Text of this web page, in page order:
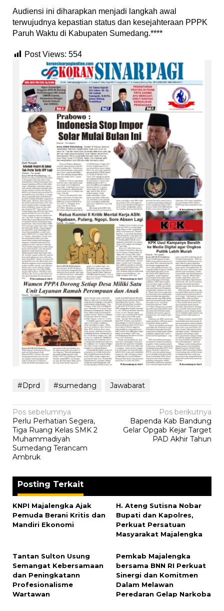
‎Audiensi ini diharapkan menjadi langkah awal
terwujudnya kepastian status dan kesejahteraan PPPK
Paruh Waktu di Kabupaten Sumedang.****
Post Views: 554
#Dprd #sumedang Jawabarat
Navigasi
pos
Pos sebelumnya
‎Perlu Perhatian Segera,
Tiga Ruang Kelas SMK 2
Muhammadiyah
Sumedang Terancam
Ambruk
Pos berikutnya
Bapenda Kab Bandung
Gelar Opgab Kejar Target
PAD Akhir Tahun
Posting Terkait
KNPI Majalengka Ajak
Pemuda Berani Kritis dan
Mandiri Ekonomi
H. Ateng Sutisna Nobar
Bupati dan Kapolres,
Perkuat Persatuan
Masyarakat Majalengka
‎Tantan Sulton Usung
Semangat Kebersamaan
dan Peningkatann
Profesionalisme
Wartawan
Pemkab Majalengka
bersama BNN RI Perkuat
Sinergi dan Komitmen
Dalam Melawan
Peredaran Gelap Narkoba